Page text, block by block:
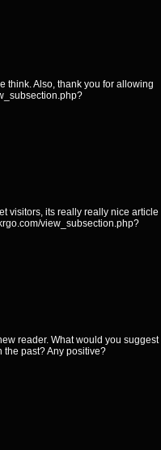
think. Also, thank you for allowing
visitors, its really really nice article
view_subsection.php?
reader. What would you suggest
the past? Any positive?